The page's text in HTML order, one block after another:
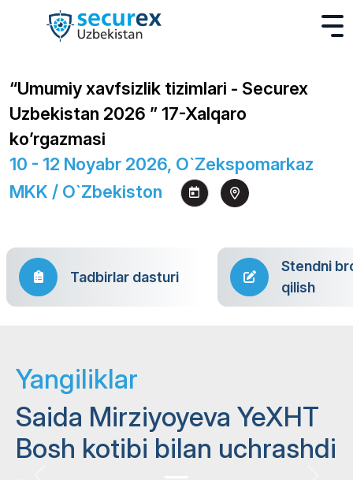
“Umumiy xavfsizlik tizimlari - Securex
Uzbekistan 2026 ” 17-Xalqaro
ko’rgazmasi
10 - 12 Noyabr 2026, O`zekspomarkaz
MKK / O`zbekiston
Tadbirlar dasturi
Stendni
qilish
Yangiliklar
Saida Mirziyoyeva YeXHT
Bosh kotibi bilan uchrashdi